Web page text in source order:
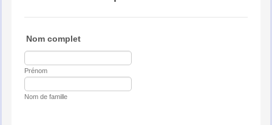
Formulaires services